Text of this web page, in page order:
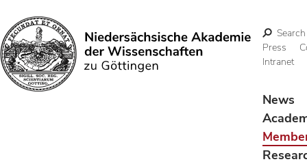
Search
Search
Press
Intranet
News